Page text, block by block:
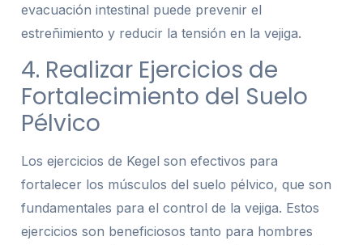
evacuación intestinal puede prevenir el
estreñimiento y reducir la tensión en la vejiga.
4. Realizar Ejercicios de
Fortalecimiento del Suelo
Pélvico
Los ejercicios de Kegel son efectivos para
fortalecer los músculos del suelo pélvico, que son
fundamentales para el control de la vejiga. Estos
ejercicios son beneficiosos tanto para hombres